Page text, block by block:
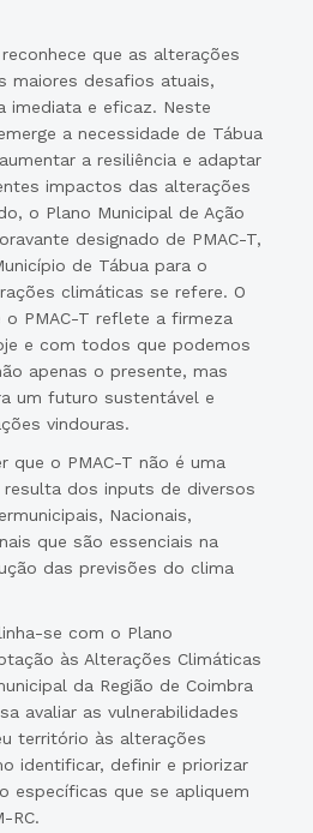
que as alterações
maiores desafios atuais,
imediata e eficaz. Neste
a necessidade de Tábua
a resiliência e adaptar
impactos das alterações
o Plano Municipal de Ação
designado de PMAC-T,
de Tábua para o
climáticas se refere. O
PMAC-T reflete a firmeza
e com todos que podemos
apenas o presente, mas
um futuro sustentável e
vindouras.
que o PMAC-T não é uma
dos inputs de diversos
Nacionais,
que são essenciais na
das previsões do clima
se com o Plano
às Alterações Climáticas
da Região de Coimbra
avaliar as vulnerabilidades
território às alterações
identificar, definir e priorizar
específicas que se apliquem
RC.